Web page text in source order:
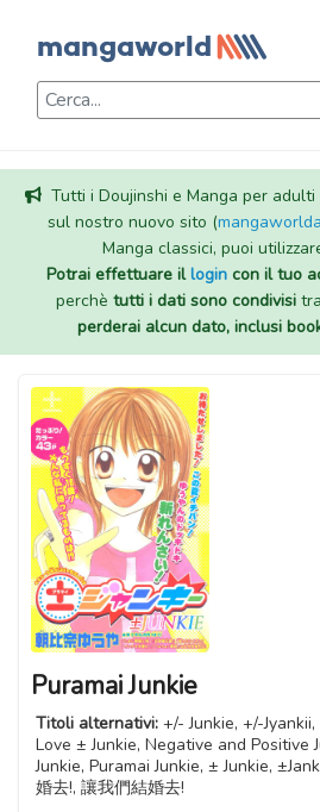
Tutti i Doujinshi e Manga per
sul nostro nuovo sito (
Manga classici, puoi
Potrai effettuare illogincon il tuo
perchè tutti i dati sono condivisi
perderai alcun dato, inclusi
Puramai Junkie
Titoli alternativi: +/- Junkie, +/-
Love ± Junkie, Negative and Positive
Junkie, Puramai Junkie, ± Junkie,
婚去!, 讓我們結婚去!